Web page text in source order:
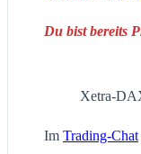
Du bist bereits
Xetra-
Im Trading-Chat